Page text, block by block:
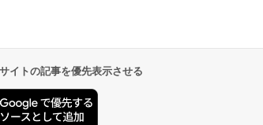
イトの記事を優先表示させる